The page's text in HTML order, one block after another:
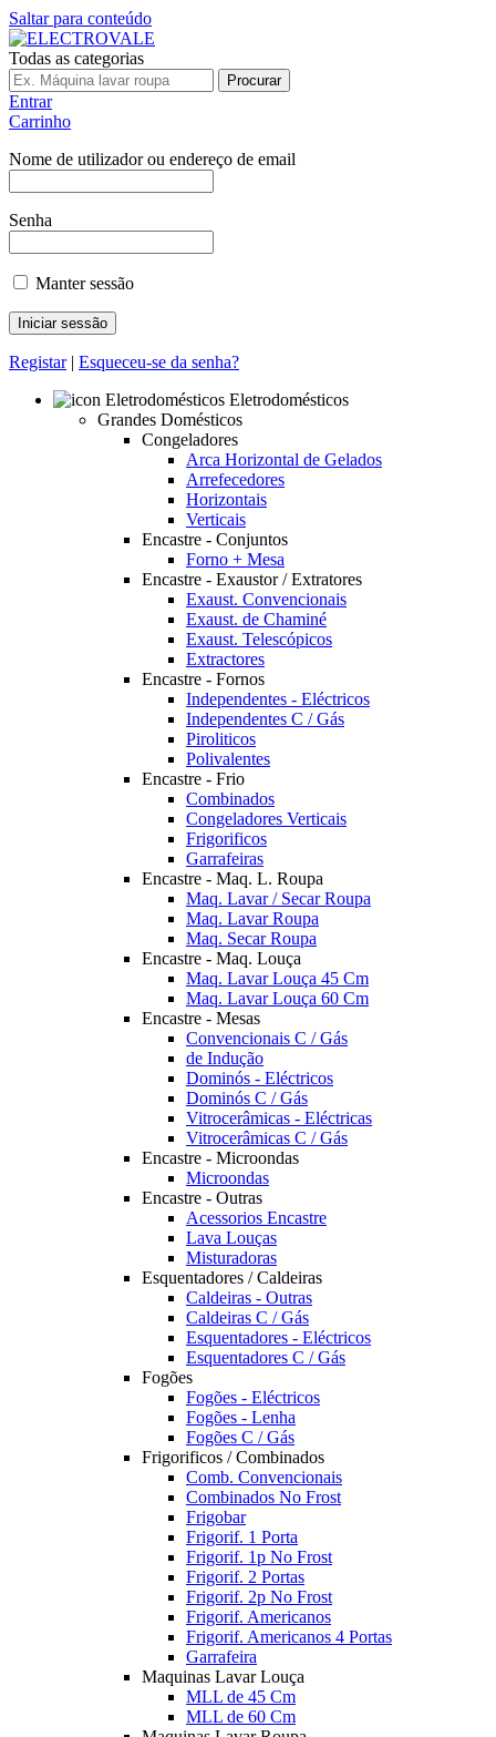
Saltar para conteúdo
Todas as categorias
Procurar
Entrar
Carrinho
Nome de utilizador ou endereço de email
Senha
Manter sessão
Registar| Esqueceu-se da senha?
Eletrodomésticos
Grandes Domésticos
Congeladores
Arca Horizontal de Gelados
Arrefecedores
Horizontais
Verticais
Encastre - Conjuntos
Forno + Mesa
Encastre - Exaustor / Extratores
Exaust. Convencionais
Exaust. de Chaminé
Exaust. Telescópicos
Extractores
Encastre - Fornos
Independentes - Eléctricos
Independentes C / Gás
Piroliticos
Polivalentes
Encastre - Frio
Combinados
Congeladores Verticais
Frigorificos
Garrafeiras
Encastre - Maq. L. Roupa
Maq. Lavar / Secar Roupa
Maq. Lavar Roupa
Maq. Secar Roupa
Encastre - Maq. Louça
Maq. Lavar Louça 45 Cm
Maq. Lavar Louça 60 Cm
Encastre - Mesas
Convencionais C / Gás
de Indução
Dominós - Eléctricos
Dominós C / Gás
Vitrocerâmicas - Eléctricas
Vitrocerâmicas C / Gás
Encastre - Microondas
Microondas
Encastre - Outras
Acessorios Encastre
Lava Louças
Misturadoras
Esquentadores / Caldeiras
Caldeiras - Outras
Caldeiras C / Gás
Esquentadores - Eléctricos
Esquentadores C / Gás
Fogões
Fogões - Eléctricos
Fogões - Lenha
Fogões C / Gás
Frigorificos / Combinados
Comb. Convencionais
Combinados No Frost
Frigobar
Frigorif. 1 Porta
Frigorif. 1p No Frost
Frigorif. 2 Portas
Frigorif. 2p No Frost
Frigorif. Americanos
Frigorif. Americanos 4 Portas
Garrafeira
Maquinas Lavar Louça
MLL de 45 Cm
MLL de 60 Cm